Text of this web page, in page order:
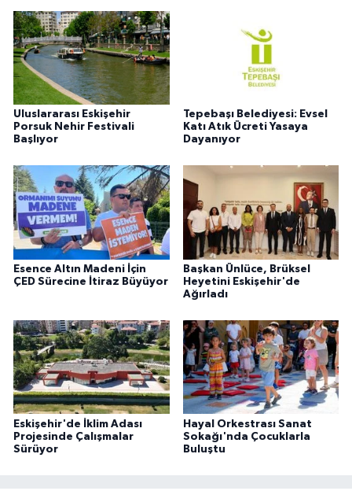
Uluslararası Eskişehir
Porsuk Nehir Festivali
Başlıyor
Tepebaşı Belediyesi: Evsel
Katı Atık Ücreti Yasaya
Dayanıyor
Esence Altın Madeni İçin
ÇED Sürecine İtiraz Büyüyor
Başkan Ünlüce, Brüksel
Heyetini Eskişehir'de
Ağırladı
Eskişehir'de İklim Adası
Projesinde Çalışmalar
Sürüyor
Hayal Orkestrası Sanat
Sokağı'nda Çocuklarla
Buluştu